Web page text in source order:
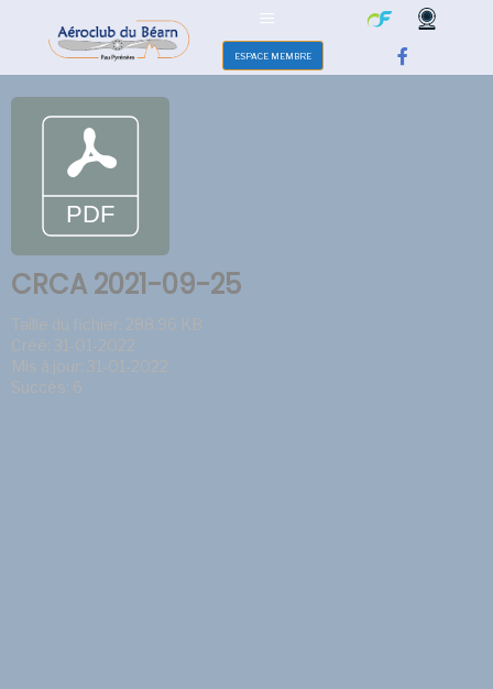
ESPACE MEMBRE
CRCA 2021-09-25
Taille du fichier: 288.96 KB
Créé: 31-01-2022
Mis à jour: 31-01-2022
Succès: 6